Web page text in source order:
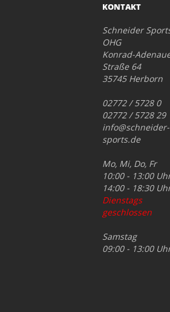
KONTAKT
Schneider
OHG
Konrad-
Straße 64
35745 Herborn
02772 / 5728 0
02772 / 5728 29
info@schneider-
sports.de
Mo, Mi, Do, Fr
10:00 - 13:00
14:00 - 18:30
Dienstags
geschlossen
Samstag
09:00 - 13:00